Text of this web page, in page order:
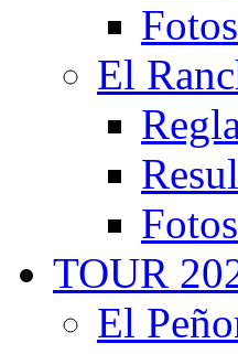
Fotos
El
Fotos
TOUR
El